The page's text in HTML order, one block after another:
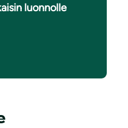
luonnolle